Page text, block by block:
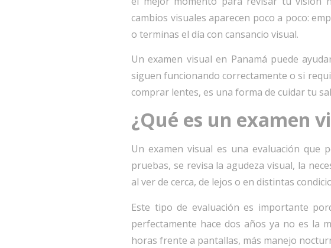
cambios visuales aparecen poco a poco:
o terminas el día con cansancio visual.
Un examen visual en Panamá puede
siguen funcionando correctamente o si
comprar lentes, es una forma de cuidar tu
¿Qué es un examen
Un examen visual es una evaluación que
pruebas, se revisa la agudeza visual, la
al ver de cerca, de lejos o en distintas
Este tipo de evaluación es importante
perfectamente hace dos años ya no es la
horas frente a pantallas, más manejo